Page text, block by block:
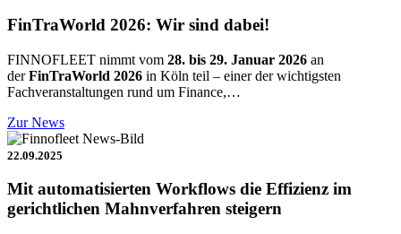
FinTraWorld 2026: Wir sind dabei!
FINNOFLEET nimmt vom 28. bis 29. Januar 2026 an
derFinTraWorld 2026 in Köln teil – einer der wichtigsten
Fachveranstaltungen rund um Finance,…
Zur News
22.09.2025
Mit automatisierten Workflows die Effizienz im
gerichtlichen Mahnverfahren steigern